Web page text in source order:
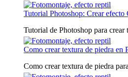
Tutorial Photoshop: Crear efecto
Tutorial de Photoshop para
Como crear textura de piedra en
Como crear textura de piedra